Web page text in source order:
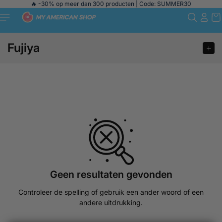
inhoud
gaan
🔥 -30% op meer dan 300 producten | Code: SUMMER30
Fujiya
Geen resultaten gevonden
Controleer de spelling of gebruik een ander woord of een
andere uitdrukking.